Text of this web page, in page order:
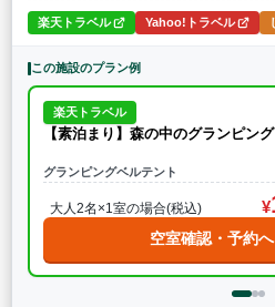
楽天トラベル Yahoo!トラベル
この施設のプラン例
楽天トラベル
【素泊まり】森の中のグランピン
グランピングベルテント
大人2名×1室の場合(税込)
空室確認・予約へ